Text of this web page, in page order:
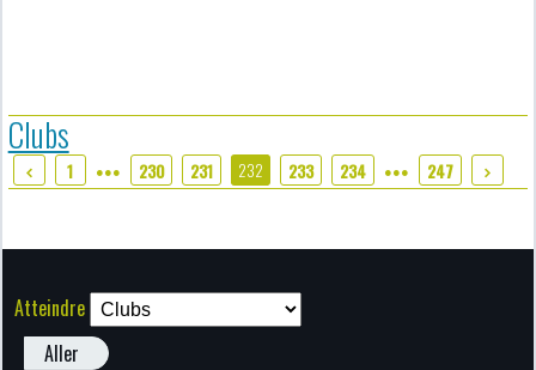
Clubs
1 ●●● 230 231 232 233 234 ●●● 247
Atteindre
Aller